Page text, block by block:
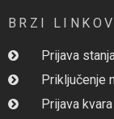
BRZI
Prijava
Priključenje
Prijava kvara